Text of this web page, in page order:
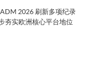
2026 刷新多项纪录
夯实欧洲核心平台地位